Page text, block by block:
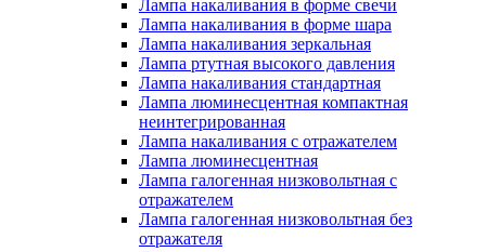
Лампа накаливания в форме свечи
Лампа накаливания в форме шара
Лампа накаливания зеркальная
Лампа ртутная высокого давления
Лампа накаливания стандартная
Лампа люминесцентная компактная
неинтегрированная
Лампа накаливания с отражателем
Лампа люминесцентная
Лампа галогенная низковольтная с
отражателем
Лампа галогенная низковольтная без
отражателя